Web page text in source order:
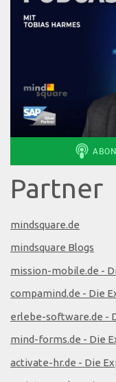
Partner
mindsquare.de
mindsquare Blogs
mission-mobile.de -
compamind.de - Die
erlebe-software.de -
mind-forms.de - Die
activate-hr.de - Die